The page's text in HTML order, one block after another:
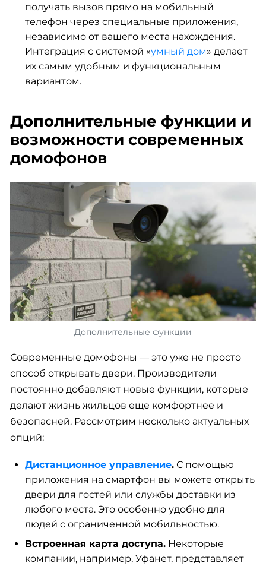
получать вызов прямо на мобильный
телефон через специальные приложения,
независимо от вашего места нахождения.
Интеграция с системой «умный дом» делает
их самым удобным и функциональным
вариантом.
Дополнительные функции и
возможности современных
домофонов
Дополнительные функции
Современные домофоны — это уже не просто
способ открывать двери. Производители
постоянно добавляют новые функции, которые
делают жизнь жильцов еще комфортнее и
безопасней. Рассмотрим несколько актуальных
опций:
Дистанционное управление.С помощью
приложения на смартфон вы можете открыть
двери для гостей или службы доставки из
любого места. Это особенно удобно для
людей с ограниченной мобильностью.
Встроенная карта доступа.Некоторые
компании, например, Уфанет, представляет